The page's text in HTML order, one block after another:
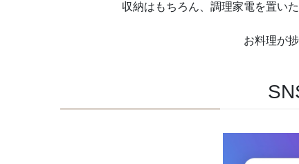
収納はもちろん、調理家電を置い
お料理が